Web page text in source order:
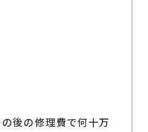
後の修理費で何十万